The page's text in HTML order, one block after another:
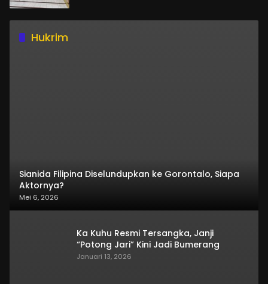
Hukrim
Sianida Filipina Diselundupkan ke Gorontalo, Siapa
Aktornya?
Mei 6, 2026
Ka Kuhu Resmi Tersangka, Janji
“Potong Jari” Kini Jadi Bumerang
Januari 13, 2026